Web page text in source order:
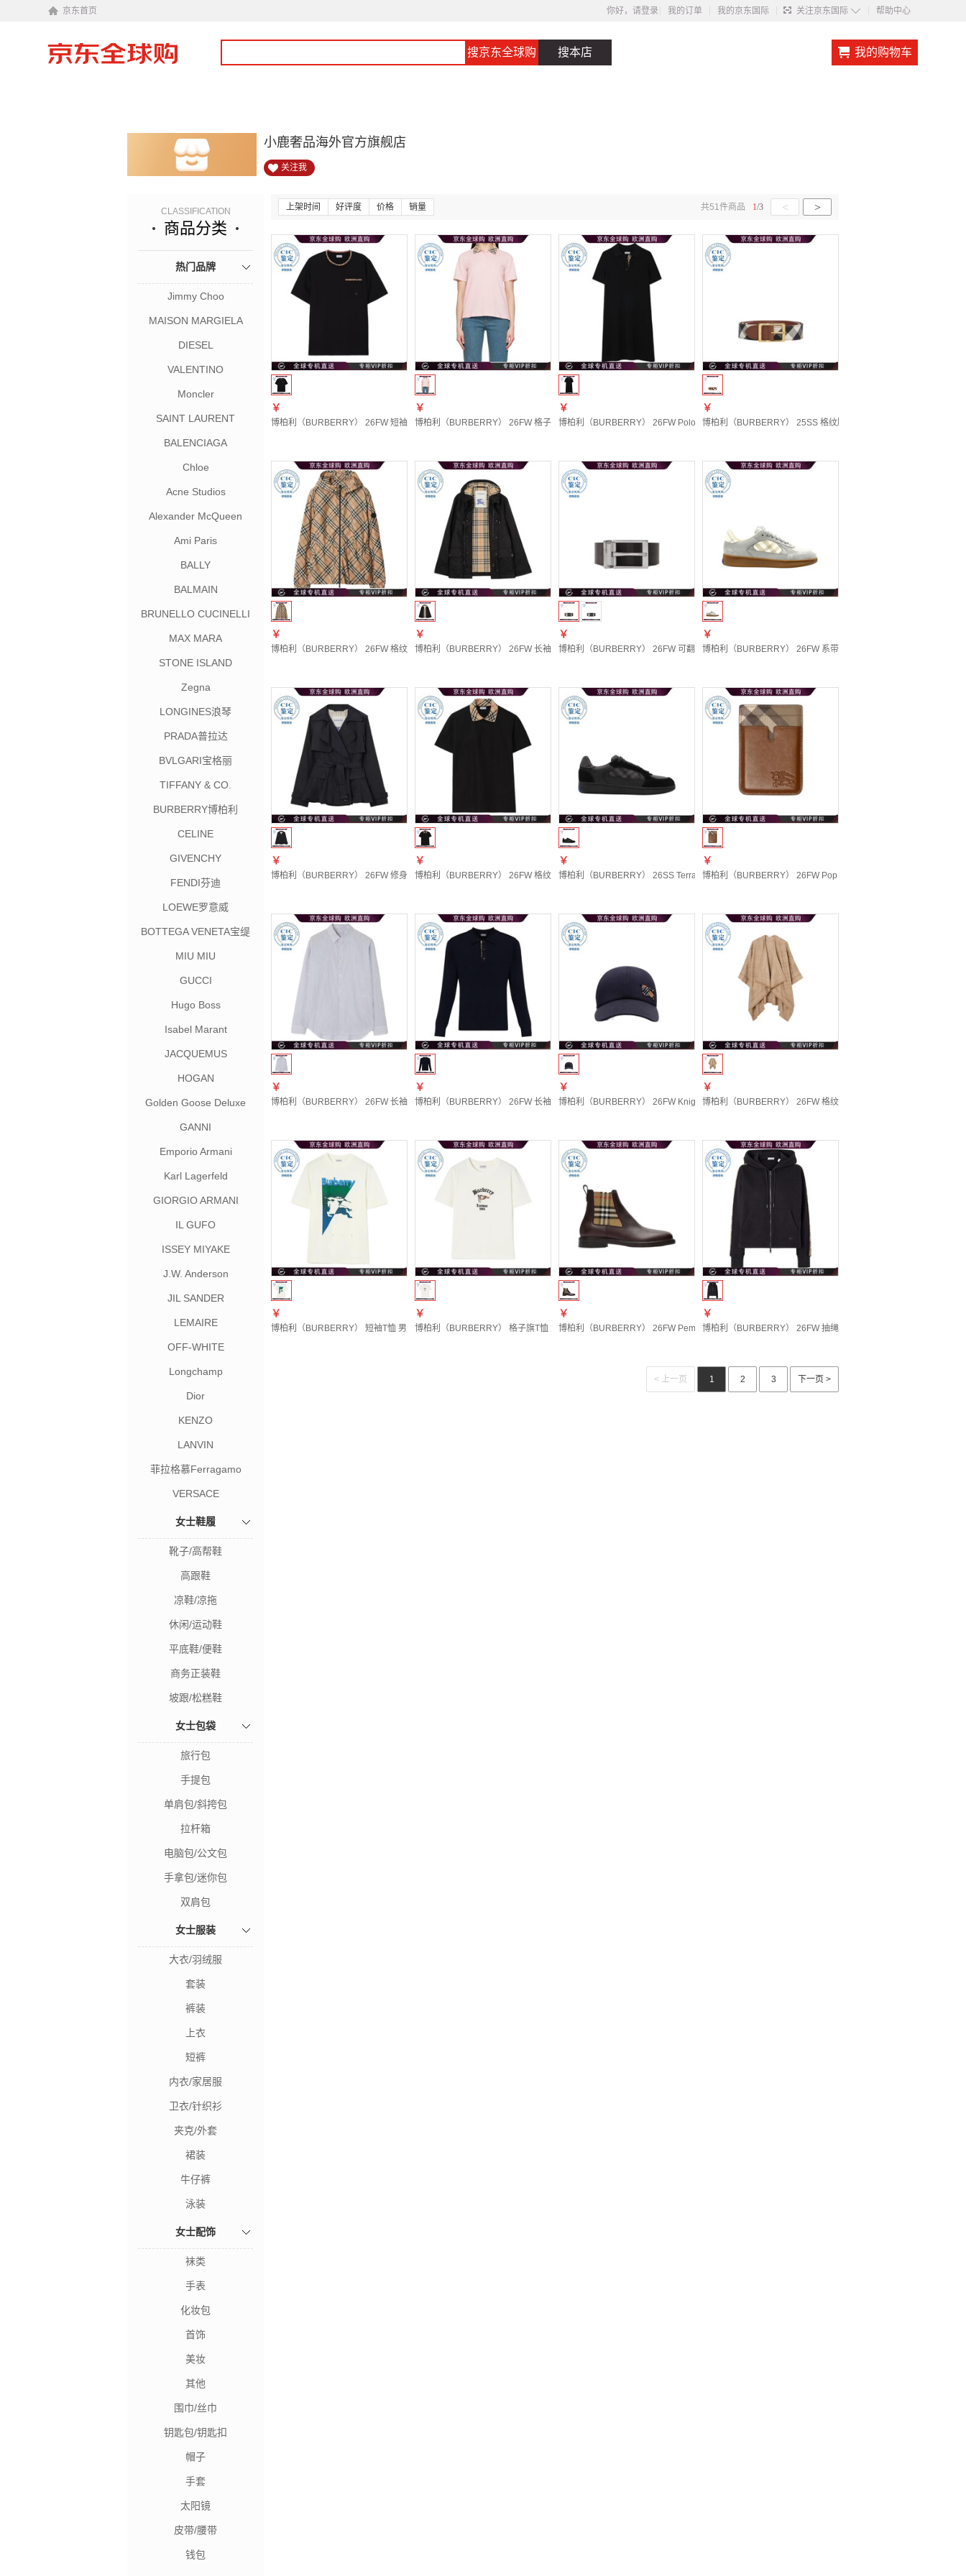
京东首页 你好，请登录 我的订单 我的京东国际 关注京东国际 ◇ 帮助中心
搜京东全球购 搜本店 我的购物车
小鹿奢品海外官方旗舰店
关注我
CLASSIFICATION
商品分类
热门品牌
Jimmy Choo
MAISON MARGIELA
DIESEL
VALENTINO
Moncler
SAINT LAURENT
BALENCIAGA
Chloe
Acne Studios
Alexander McQueen
Ami Paris
BALLY
BALMAIN
BRUNELLO CUCINELLI
MAX MARA
STONE ISLAND
Zegna
LONGINES浪琴
PRADA普拉达
BVLGARI宝格丽
TIFFANY & CO.
BURBERRY博柏利
CELINE
GIVENCHY
FENDI芬迪
LOEWE罗意威
BOTTEGA VENETA宝缇
MIU MIU
GUCCI
Hugo Boss
Isabel Marant
JACQUEMUS
HOGAN
Golden Goose Deluxe
GANNI
Emporio Armani
Karl Lagerfeld
GIORGIO ARMANI
IL GUFO
ISSEY MIYAKE
J.W. Anderson
JIL SANDER
LEMAIRE
OFF-WHITE
Longchamp
Dior
KENZO
LANVIN
菲拉格慕Ferragamo
VERSACE
女士鞋履
靴子/高帮鞋
高跟鞋
凉鞋/凉拖
休闲/运动鞋
平底鞋/便鞋
商务正装鞋
坡跟/松糕鞋
女士包袋
旅行包
手提包
单肩包/斜挎包
拉杆箱
电脑包/公文包
手拿包/迷你包
双肩包
女士服装
大衣/羽绒服
套装
裤装
上衣
短裤
内衣/家居服
卫衣/针织衫
夹克/外套
裙装
牛仔裤
泳装
女士配饰
袜类
手表
化妆包
首饰
美妆
其他
围巾/丝巾
钥匙包/钥匙扣
帽子
手套
太阳镜
皮带/腰带
钱包
上架时间 好评度 价格 销量 1/3 < >
共51件商品
￥
博柏利（BURBERRY） 26FW 短袖T恤 男士 图色81300501 20 | XS
￥
博柏利（BURBERRY） 26FW 格子领 Polo 衫 女士 图色81303341 20 | XXS
￥
博柏利（BURBERRY） 26FW Polo 衫连衣裙 女士 图色81299681 20 | XXS
￥
博柏利（BURBERRY） 25SS 格纹腰带 女士 图色81149751 80
￥
博柏利（BURBERRY） 26FW 格纹夹克 女士 图色81312481 20 | L New1
￥
博柏利（BURBERRY） 26FW 长袖连帽夹克 男士 图色81270181 20 | IT-54
￥
博柏利（BURBERRY） 26FW 可翻转式格纹腰带 男士 图色81274731 100
￥
博柏利（BURBERRY） 26FW 系带低帮休闲鞋 女士 图色81277421
￥
博柏利（BURBERRY） 26FW 修身喇叭形夹克 女士 图色81300171 20 | UK-4
￥
博柏利（BURBERRY） 26FW 格纹领棉质polo衫 男士 图色81269651 20 | XS
￥
博柏利（BURBERRY） 26SS Terrace 系带运动鞋 男士 图色81275081 20 | 46
￥
博柏利（BURBERRY） 26FW Pop Check 磁性卡套 男士 图色
￥
博柏利（BURBERRY） 26FW 长袖衬衫 男士 图色81294561 20 | S
￥
博柏利（BURBERRY） 26FW 长袖毛衣 男士 图色81304691 20 | S
￥
博柏利（BURBERRY） 26FW Knight 热带斜纹布棒球帽 女士 图色81301921 S New
￥
博柏利（BURBERRY） 26FW 格纹披肩 女士 图色81269691 均码
￥
博柏利（BURBERRY） 短袖T恤 男士 图色81280761 20 | S
￥
博柏利（BURBERRY） 格子旗T恤 女士 图色81282061 20 | XXS
￥
博柏利（BURBERRY） 26FW Pembroke 切尔西靴 男士 图色81298261 20 | 42.5
￥
博柏利（BURBERRY） 26FW 抽绳连帽卫衣 女士 图色81301491 20
< 上一页 1 2 3 下一页 >